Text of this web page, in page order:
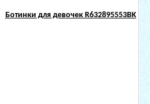
Ботинки для девочек R632895553BK